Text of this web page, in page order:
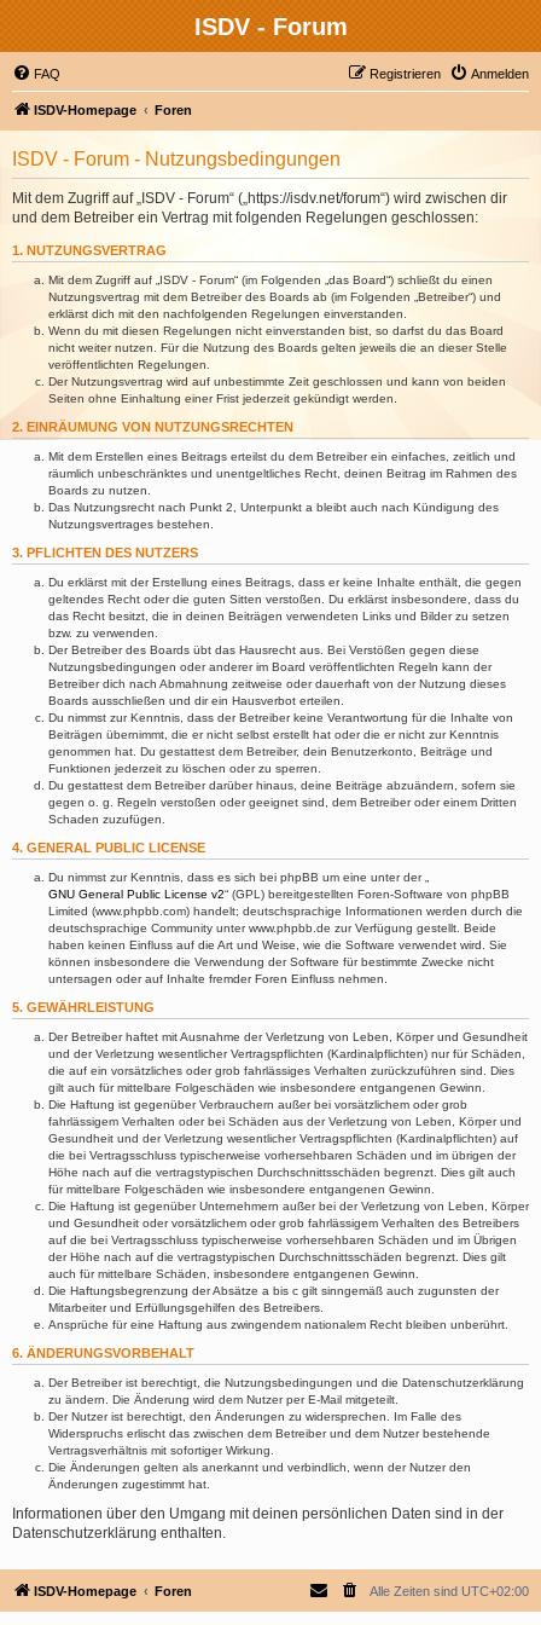
ISDV - Forum
FAQ Anmelden
Registrieren
ISDV-Homepage Foren
ISDV - Forum - Nutzungsbedingungen
Mit dem Zugriff auf „ISDV - Forum“ („https://isdv.net/forum“) wird zwischen dir
und dem Betreiber ein Vertrag mit folgenden Regelungen geschlossen:
1. NUTZUNGSVERTRAG
Mit dem Zugriff auf „ISDV - Forum“ (im Folgenden „das Board“) schließt du einen
Nutzungsvertrag mit dem Betreiber des Boards ab (im Folgenden „Betreiber“) und
erklärst dich mit den nachfolgenden Regelungen einverstanden.
Wenn du mit diesen Regelungen nicht einverstanden bist, so darfst du das Board
nicht weiter nutzen. Für die Nutzung des Boards gelten jeweils die an dieser Stelle
veröffentlichten Regelungen.
Der Nutzungsvertrag wird auf unbestimmte Zeit geschlossen und kann von beiden
Seiten ohne Einhaltung einer Frist jederzeit gekündigt werden.
2. EINRÄUMUNG VON NUTZUNGSRECHTEN
Mit dem Erstellen eines Beitrags erteilst du dem Betreiber ein einfaches, zeitlich und
räumlich unbeschränktes und unentgeltliches Recht, deinen Beitrag im Rahmen des
Boards zu nutzen.
Das Nutzungsrecht nach Punkt 2, Unterpunkt a bleibt auch nach Kündigung des
Nutzungsvertrages bestehen.
3. PFLICHTEN DES NUTZERS
Du erklärst mit der Erstellung eines Beitrags, dass er keine Inhalte enthält, die gegen
geltendes Recht oder die guten Sitten verstoßen. Du erklärst insbesondere, dass du
das Recht besitzt, die in deinen Beiträgen verwendeten Links und Bilder zu setzen
bzw. zu verwenden.
Der Betreiber des Boards übt das Hausrecht aus. Bei Verstößen gegen diese
Nutzungsbedingungen oder anderer im Board veröffentlichten Regeln kann der
Betreiber dich nach Abmahnung zeitweise oder dauerhaft von der Nutzung dieses
Boards ausschließen und dir ein Hausverbot erteilen.
Du nimmst zur Kenntnis, dass der Betreiber keine Verantwortung für die Inhalte von
Beiträgen übernimmt, die er nicht selbst erstellt hat oder die er nicht zur Kenntnis
genommen hat. Du gestattest dem Betreiber, dein Benutzerkonto, Beiträge und
Funktionen jederzeit zu löschen oder zu sperren.
Du gestattest dem Betreiber darüber hinaus, deine Beiträge abzuändern, sofern sie
gegen o. g. Regeln verstoßen oder geeignet sind, dem Betreiber oder einem Dritten
Schaden zuzufügen.
4. GENERAL PUBLIC LICENSE
Du nimmst zur Kenntnis, dass es sich bei phpBB um eine unter der „
GNU General Public License v2“ (GPL) bereitgestellten Foren-Software von phpBB
Limited (www.phpbb.com) handelt; deutschsprachige Informationen werden durch die
deutschsprachige Community unter www.phpbb.de zur Verfügung gestellt. Beide
haben keinen Einfluss auf die Art und Weise, wie die Software verwendet wird. Sie
können insbesondere die Verwendung der Software für bestimmte Zwecke nicht
untersagen oder auf Inhalte fremder Foren Einfluss nehmen.
5. GEWÄHRLEISTUNG
Der Betreiber haftet mit Ausnahme der Verletzung von Leben, Körper und Gesundheit
und der Verletzung wesentlicher Vertragspflichten (Kardinalpflichten) nur für Schäden,
die auf ein vorsätzliches oder grob fahrlässiges Verhalten zurückzuführen sind. Dies
gilt auch für mittelbare Folgeschäden wie insbesondere entgangenen Gewinn.
Die Haftung ist gegenüber Verbrauchern außer bei vorsätzlichem oder grob
fahrlässigem Verhalten oder bei Schäden aus der Verletzung von Leben, Körper und
Gesundheit und der Verletzung wesentlicher Vertragspflichten (Kardinalpflichten) auf
die bei Vertragsschluss typischerweise vorhersehbaren Schäden und im übrigen der
Höhe nach auf die vertragstypischen Durchschnittsschäden begrenzt. Dies gilt auch
für mittelbare Folgeschäden wie insbesondere entgangenen Gewinn.
Die Haftung ist gegenüber Unternehmern außer bei der Verletzung von Leben, Körper
und Gesundheit oder vorsätzlichem oder grob fahrlässigem Verhalten des Betreibers
auf die bei Vertragsschluss typischerweise vorhersehbaren Schäden und im Übrigen
der Höhe nach auf die vertragstypischen Durchschnittsschäden begrenzt. Dies gilt
auch für mittelbare Schäden, insbesondere entgangenen Gewinn.
Die Haftungsbegrenzung der Absätze a bis c gilt sinngemäß auch zugunsten der
Mitarbeiter und Erfüllungsgehilfen des Betreibers.
Ansprüche für eine Haftung aus zwingendem nationalem Recht bleiben unberührt.
6. ÄNDERUNGSVORBEHALT
Der Betreiber ist berechtigt, die Nutzungsbedingungen und die Datenschutzerklärung
zu ändern. Die Änderung wird dem Nutzer per E-Mail mitgeteilt.
Der Nutzer ist berechtigt, den Änderungen zu widersprechen. Im Falle des
Widerspruchs erlischt das zwischen dem Betreiber und dem Nutzer bestehende
Vertragsverhältnis mit sofortiger Wirkung.
Die Änderungen gelten als anerkannt und verbindlich, wenn der Nutzer den
Änderungen zugestimmt hat.
Informationen über den Umgang mit deinen persönlichen Daten sind in der
Datenschutzerklärung enthalten.
ISDV-Homepage Foren Alle Zeiten sind UTC+02:00